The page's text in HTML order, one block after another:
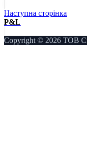
Наступна сторінка
P&L
Copyright © 2026 ТОВ